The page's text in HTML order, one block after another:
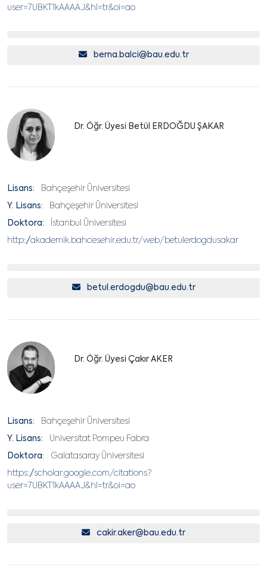
user=7UBKT1kAAAAJ&hl=tr&oi=ao
berna.balci@bau.edu.tr
Dr. Öğr. Üyesi Betül ERDOĞDU ŞAKAR
Lisans: Bahçeşehir Üniversitesi
Y. Lisans: Bahçeşehir Üniversitesi
Doktora: İstanbul Üniversitesi
http://akademik.bahcesehir.edu.tr/web/betulerdogdusakar
betul.erdogdu@bau.edu.tr
Dr. Öğr. Üyesi Çakır AKER
Lisans: Bahçeşehir Üniversitesi
Y. Lisans: Universitat Pompeu Fabra
Doktora: Galatasaray Üniversitesi
https://scholar.google.com/citations?
user=7UBKT1kAAAAJ&hl=tr&oi=ao
cakir.aker@bau.edu.tr